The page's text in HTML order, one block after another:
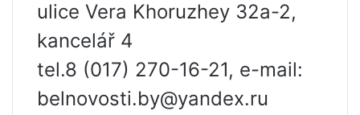
ulice Vera Khoruzhey 32a-2,
kancelář 4
tel.8 (017) 270-16-21, e-mail:
belnovosti.by@yandex.ru